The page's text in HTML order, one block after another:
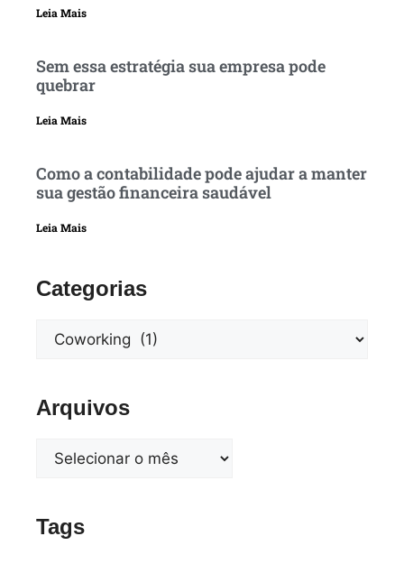
Leia Mais
Sem essa estratégia sua empresa pode
quebrar
Leia Mais
Como a contabilidade pode ajudar a manter
sua gestão financeira saudável
Leia Mais
Categorias
Arquivos
Tags